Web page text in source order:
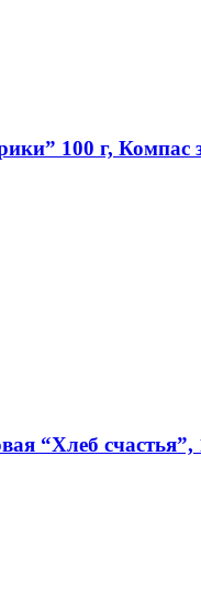
100 г, Компас
“Хлеб счастья”,